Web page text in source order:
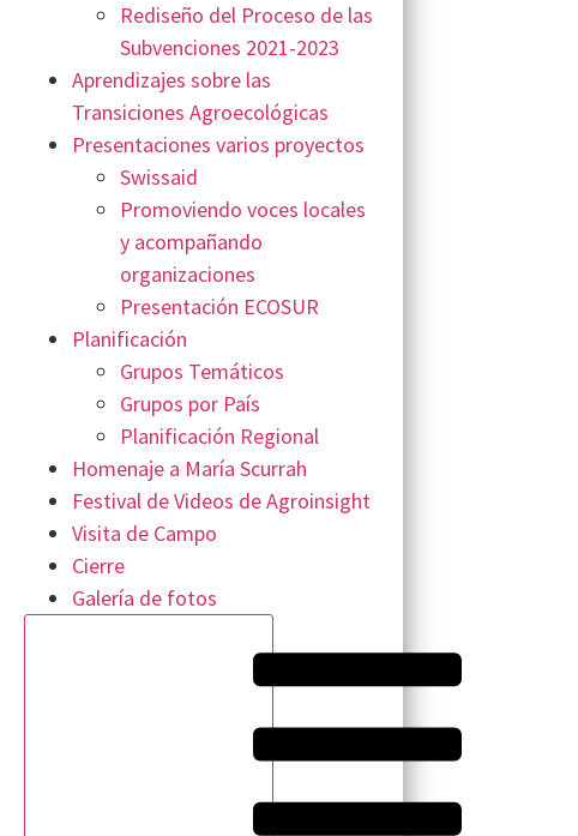
Rediseño del Proceso de las
Subvenciones 2021-2023
Aprendizajes sobre las
Transiciones Agroecológicas
Presentaciones varios proyectos
Swissaid
Promoviendo voces locales
y acompañando
organizaciones
Presentación ECOSUR
Planificación
Grupos Temáticos
Grupos por País
Planificación Regional
Homenaje a María Scurrah
Festival de Videos de Agroinsight
Visita de Campo
Cierre
Galería de fotos